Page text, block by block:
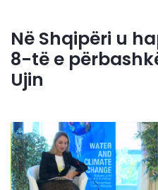
Në Shqipëri u
8-të e
Ujin